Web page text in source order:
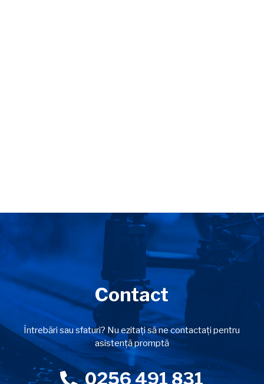
Contact
Întrebări sau sfaturi? Nu ezitați să ne contactați pentru
asistență promptă
0256 491 831